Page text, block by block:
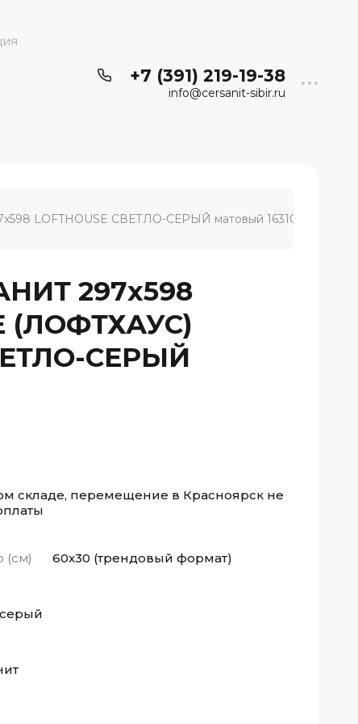
+7 (391) 219-19-38
info@cersanit-sibir.ru
LOFTHOUSE СВЕТЛО-СЕРЫЙ матовый 16310
297x598
(ЛОФТХАУС)
СЕРЫЙ
складе, перемещение в Красноярск не
(см) 60x30 (трендовый формат)